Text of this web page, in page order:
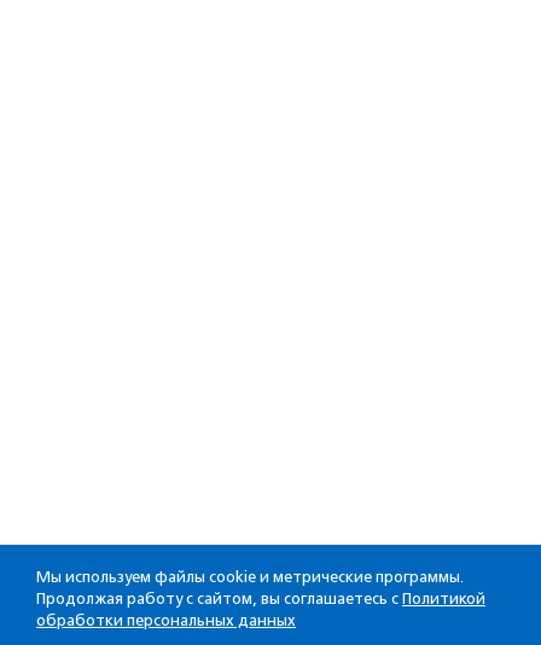
Мы используем файлы cookie и метрические программы.
Продолжая работу с сайтом, вы соглашаетесь с Политикой
обработки персональных данных